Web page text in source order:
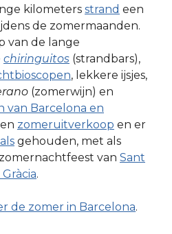
kilometers strand een
de zomermaanden.
van de lange
chiringuitos (strandbars),
, lekkere ijsjes,
(zomerwijn) en
van Barcelona en
zomeruitverkoop en er
gehouden, met als
van Sant
.
de zomer in Barcelona.